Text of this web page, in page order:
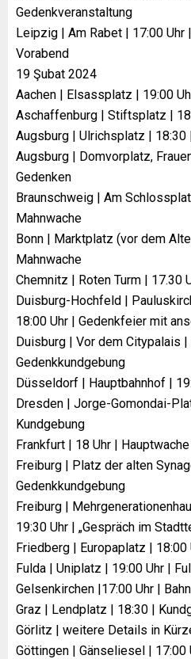
Gedenkveranstaltung
Leipzig | Am Rabet | 17:00 Uhr
Vorabend
19 Şubat 2024
Aachen | Elsassplatz | 19:00
Aschaffenburg | Stiftsplatz |
Augsburg | Ulrichsplatz | 18:30
Augsburg | Domvorplatz,
Gedenken
Braunschweig | Am
Mahnwache
Bonn | Marktplatz (vor dem
Mahnwache
Chemnitz | Roten Turm | 17.30
Duisburg-Hochfeld |
18:00 Uhr | Gedenkfeier mit
Duisburg | Vor dem Citypalais |
Gedenkkundgebung
Düsseldorf | Hauptbahnhof |
Dresden | Jorge-Gomondai-
Kundgebung
Frankfurt | 18 Uhr |
Freiburg | Platz der alten
Gedenkkundgebung
Freiburg |
19:30 Uhr | „Gespräch im
Friedberg | Europaplatz | 18:00
Fulda | Uniplatz | 19:00 Uhr |
Gelsenkirchen |17:00 Uhr |
Graz | Lendplatz | 18:30 |
Görlitz | weitere Details in
Göttingen | Gänseliesel | 17:00